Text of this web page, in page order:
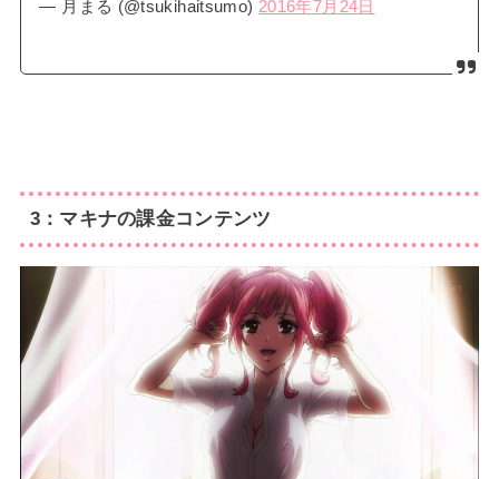
— 月まる (@tsukihaitsumo) 2016年7月24日
3：マキナの課金コンテンツ